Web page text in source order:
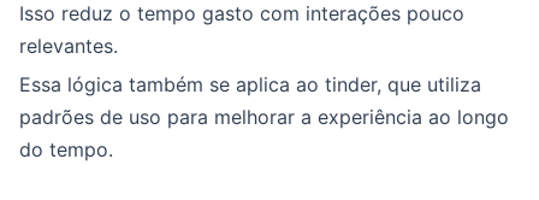
Isso reduz o tempo gasto com interações pouco
relevantes.
Essa lógica também se aplica ao tinder, que utiliza
padrões de uso para melhorar a experiência ao longo
do tempo.